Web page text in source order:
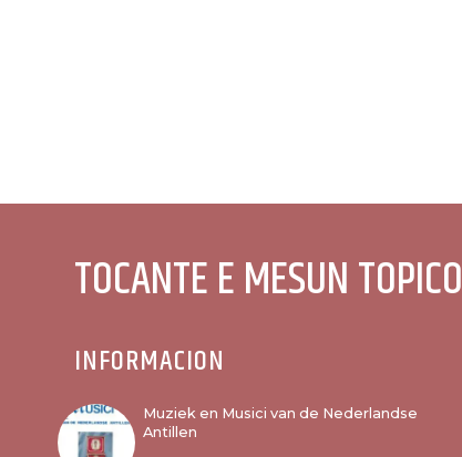
TOCANTE E MESUN TOPICO
INFORMACION
Muziek en Musici van de Nederlandse
Antillen